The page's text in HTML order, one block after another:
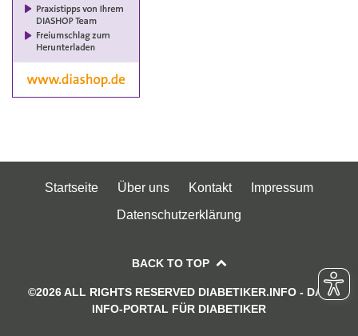
Startseite Über uns Kontakt
Impressum
Datenschutzerklärung
BACK TO TOP
©2026 ALL RIGHTS RESERVED DIABETIKER.INFO - DAS
INFO-PORTAL FÜR DIABETIKER